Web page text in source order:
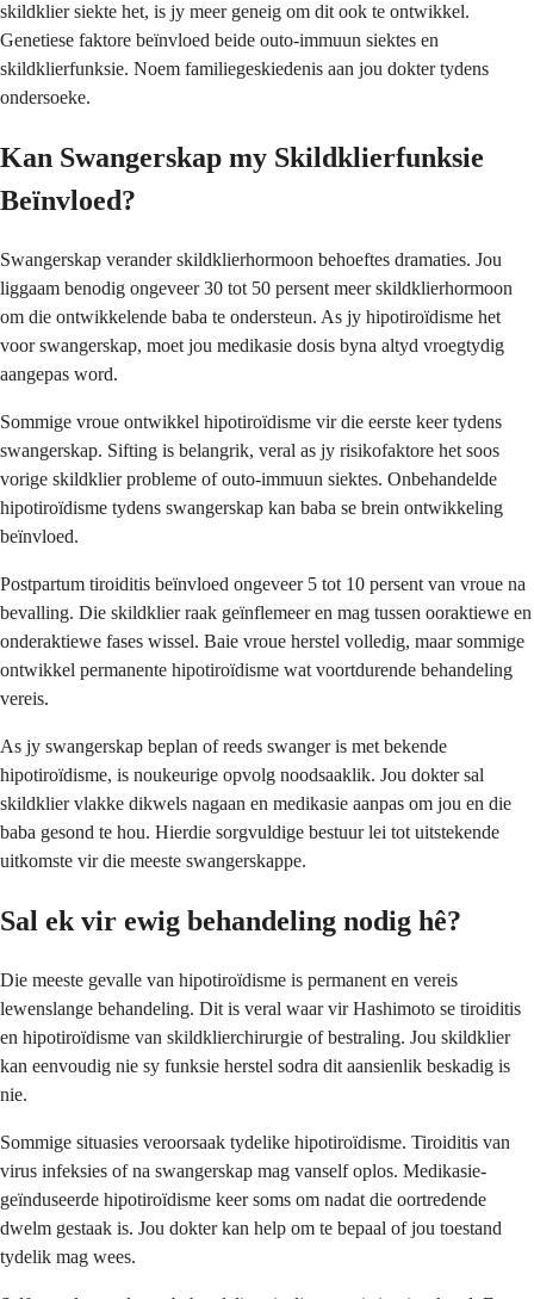
skildklier siekte het, is jy meer geneig om dit ook te ontwikkel.
Genetiese faktore beïnvloed beide outo-immuun siektes en
skildklierfunksie. Noem familiegeskiedenis aan jou dokter tydens
ondersoeke.
Kan Swangerskap my Skildklierfunksie
Beïnvloed?
Swangerskap verander skildklierhormoon behoeftes dramaties. Jou
liggaam benodig ongeveer 30 tot 50 persent meer skildklierhormoon
om die ontwikkelende baba te ondersteun. As jy hipotiroïdisme het
voor swangerskap, moet jou medikasie dosis byna altyd vroegtydig
aangepas word.
Sommige vroue ontwikkel hipotiroïdisme vir die eerste keer tydens
swangerskap. Sifting is belangrik, veral as jy risikofaktore het soos
vorige skildklier probleme of outo-immuun siektes. Onbehandelde
hipotiroïdisme tydens swangerskap kan baba se brein ontwikkeling
beïnvloed.
Postpartum tiroiditis beïnvloed ongeveer 5 tot 10 persent van vroue na
bevalling. Die skildklier raak geïnflemeer en mag tussen ooraktiewe en
onderaktiewe fases wissel. Baie vroue herstel volledig, maar sommige
ontwikkel permanente hipotiroïdisme wat voortdurende behandeling
vereis.
As jy swangerskap beplan of reeds swanger is met bekende
hipotiroïdisme, is noukeurige opvolg noodsaaklik. Jou dokter sal
skildklier vlakke dikwels nagaan en medikasie aanpas om jou en die
baba gesond te hou. Hierdie sorgvuldige bestuur lei tot uitstekende
uitkomste vir die meeste swangerskappe.
Sal ek vir ewig behandeling nodig hê?
Die meeste gevalle van hipotiroïdisme is permanent en vereis
lewenslange behandeling. Dit is veral waar vir Hashimoto se tiroiditis
en hipotiroïdisme van skildklierchirurgie of bestraling. Jou skildklier
kan eenvoudig nie sy funksie herstel sodra dit aansienlik beskadig is
nie.
Sommige situasies veroorsaak tydelike hipotiroïdisme. Tiroiditis van
virus infeksies of na swangerskap mag vanself oplos. Medikasie-
geïnduseerde hipotiroïdisme keer soms om nadat die oortredende
dwelm gestaak is. Jou dokter kan help om te bepaal of jou toestand
tydelik mag wees.